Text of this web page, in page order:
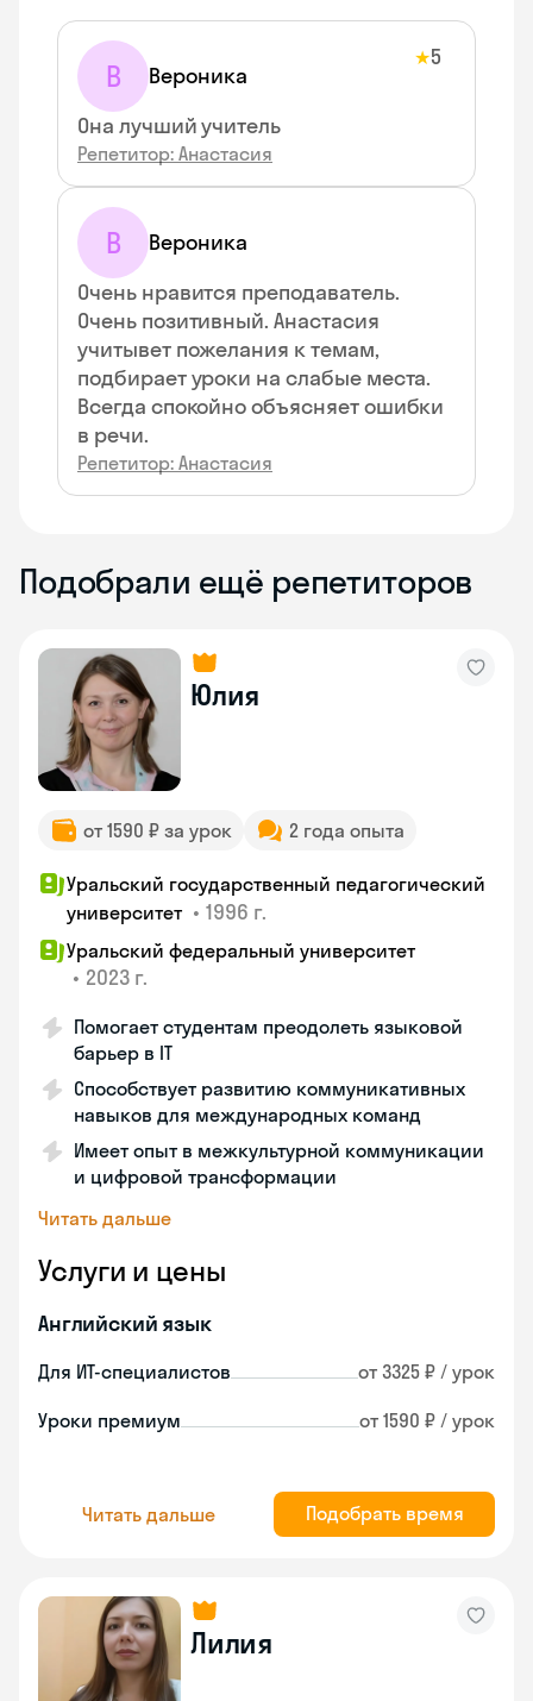
В Вероника
★5
Она лучший учитель
Репетитор: Анастасия
В
Вероника
Очень нравится преподаватель.
Очень позитивный. Анастасия
учитывет пожелания к темам,
подбирает уроки на слабые места.
Всегда спокойно объясняет ошибки
в речи.
Репетитор: Анастасия
Подобрали ещё репетиторов
Юлия
от 1590 ₽ за урок 2 года опыта
Уральский государственный педагогический
университет • 1996 г.
Уральский федеральный университет
• 2023 г.
Помогает студентам преодолеть языковой
барьер в IT
Способствует развитию коммуникативных
навыков для международных команд
Имеет опыт в межкультурной коммуникации
и цифровой трансформации
Читать дальше
Услуги и цены
Английский язык
Для ИТ-специалистов от 3325 ₽ / урок
Уроки премиум от 1590 ₽ / урок
Читать дальше Подобрать время
Лилия